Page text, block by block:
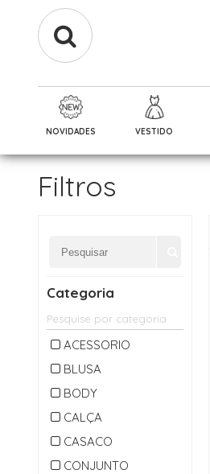
NOVIDADES VESTIDO
Filtros
Categoria
ACESSORIO
BLUSA
BODY
CALÇA
CASACO
CONJUNTO